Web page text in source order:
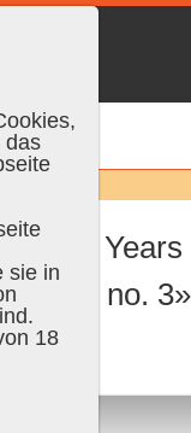
24 Years
no.
das
sie in
18